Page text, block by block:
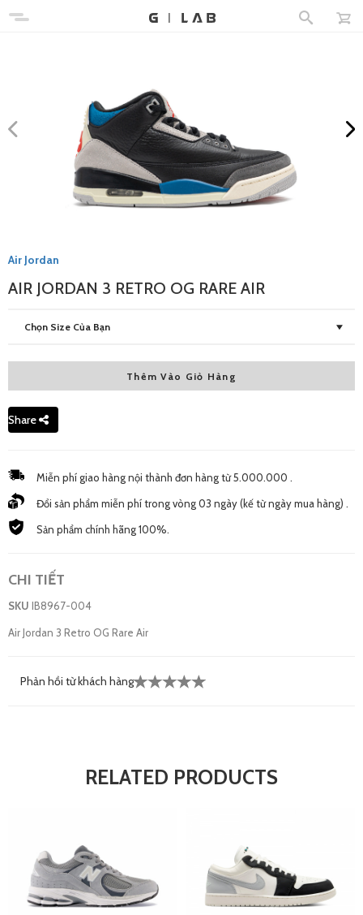
Air Jordan
AIR JORDAN 3 RETRO OG RARE AIR
Chọn Size Của Bạn
6,600,000 đ
9.5 US - New
Thêm Vào Giỏ Hàng
Share
Miễn phí giao hàng nội thành đơn hàng từ 5.000.000 .
Đổi sản phẩm miễn phí trong vòng 03 ngày (kế từ ngày mua hàng) .
Sản phẩm chính hãng 100%.
CHI TIẾT
SKU IB8967-004
Air Jordan 3 Retro OG Rare Air
Phản hồi từ khách hàng
RELATED PRODUCTS